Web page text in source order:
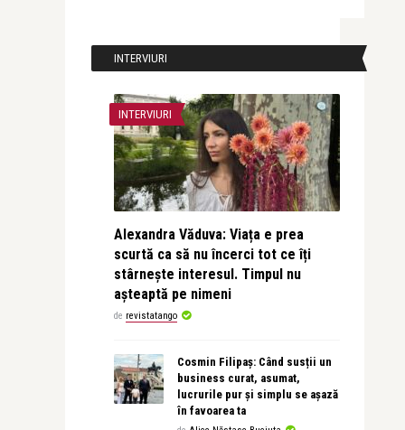
INTERVIURI
INTERVIURI
Alexandra Văduva: Viața e prea
scurtă ca să nu încerci tot ce îți
stârnește interesul. Timpul nu
așteaptă pe nimeni
de revistatango
Cosmin Filipaș: Când susții un
business curat, asumat,
lucrurile pur și simplu se așază
în favoarea ta